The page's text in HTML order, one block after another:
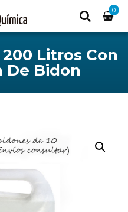
0
Litros Con
De Bidon